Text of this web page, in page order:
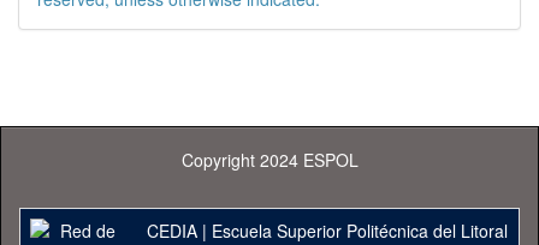
Copyright 2024 ESPOL
CEDIA| Escuela Superior Politécnica del Litoral